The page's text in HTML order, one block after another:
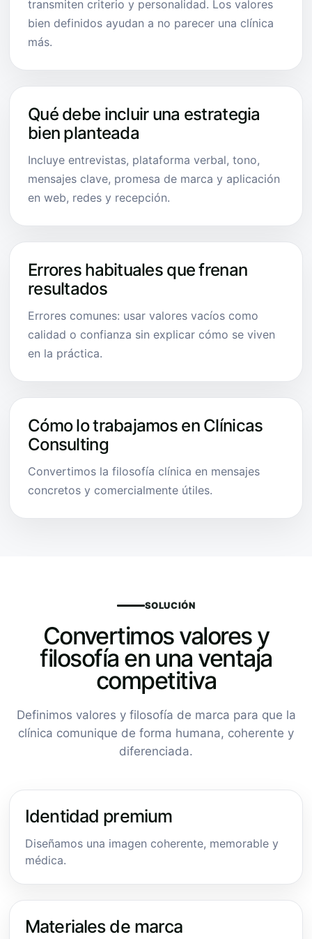
transmiten criterio y personalidad. Los valores
bien definidos ayudan a no parecer una clínica
más.
Qué debe incluir una estrategia
bien planteada
Incluye entrevistas, plataforma verbal, tono,
mensajes clave, promesa de marca y aplicación
en web, redes y recepción.
Errores habituales que frenan
resultados
Errores comunes: usar valores vacíos como
calidad o confianza sin explicar cómo se viven
en la práctica.
Cómo lo trabajamos en Clínicas
Consulting
Convertimos la filosofía clínica en mensajes
concretos y comercialmente útiles.
SOLUCIÓN
Convertimos valores y
filosofía en una ventaja
competitiva
Definimos valores y filosofía de marca para que la
clínica comunique de forma humana, coherente y
diferenciada.
Identidad premium
Diseñamos una imagen coherente, memorable y
médica.
Materiales de marca